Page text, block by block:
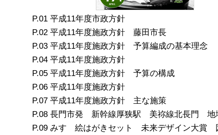
平成11年度市政方針
平成11年度施政方針 藤田市長
平成11年度施政方針 予算編成の基本理念
平成11年度施政方針
平成11年度施政方針 予算の構成
平成11年度施政方針
平成11年度施政方針 主な施策
長門市発 新幹線厚狭駅 美祢線北長門 地
みすゞ絵はがきセット 未来デザイン大賞